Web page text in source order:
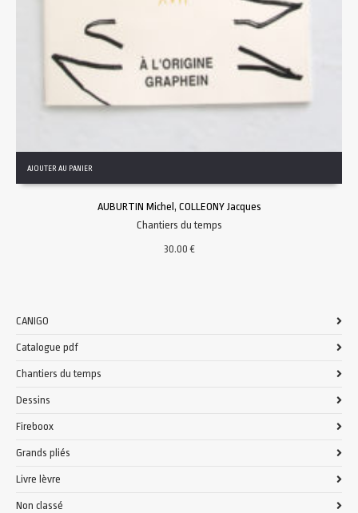
AJOUTER AU PANIER
AUBURTIN Michel, COLLEONY Jacques
Chantiers du temps
30.00€
CANIGO
Catalogue pdf
Chantiers du temps
Dessins
Fireboox
Grands pliés
Livre lèvre
Non classé